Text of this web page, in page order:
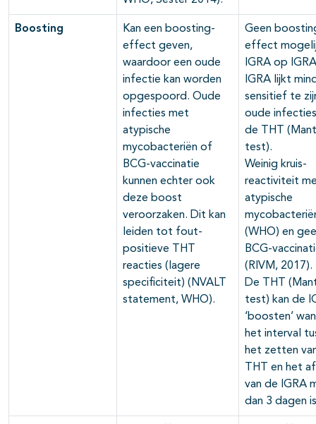
Boosting
Kan een boosting-
effect geven,
waardoor een oude
infectie kan worden
opgespoord. Oude
infecties met
atypische
mycobacteriën of
BCG-vaccinatie
kunnen echter ook
deze boost
veroorzaken. Dit kan
leiden tot fout-
positieve THT
reacties (lagere
specificiteit) (NVALT
statement, WHO).
Geen
effect
IGRA op
IGRA lijkt
sensitief te
oude
de THT
test).
Weinig kruis-
reactiviteit
atypische
(WHO) en
BCG-
(RIVM, 2017).
De THT
test) kan de
‘boosten’
het interval
het zetten
THT en het
van de IGRA
dan 3 dagen